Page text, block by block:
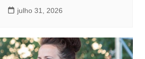
julho 31, 2026